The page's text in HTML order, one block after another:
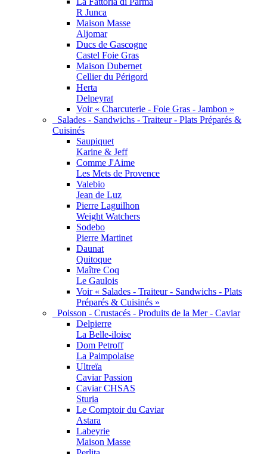
R Junca
Maison Masse
Aljomar
Ducs de Gascogne
Castel Foie Gras
Maison Dubernet
Cellier du Périgord
Herta
Delpeyrat
Voir « Charcuterie - Foie Gras - Jambon »
Salades - Sandwichs - Traiteur - Plats Préparés &
Cuisinés
Saupiquet
Karine & Jeff
Comme J'Aime
Les Mets de Provence
Valebio
Jean de Luz
Pierre Laguilhon
Weight Watchers
Sodebo
Pierre Martinet
Daunat
Quitoque
Maître Coq
Le Gaulois
Voir « Salades - Traiteur - Sandwichs - Plats
Préparés & Cuisinés »
Poisson - Crustacés - Produits de la Mer - Caviar
Delpierre
La Belle-iloise
Dom Petroff
La Paimpolaise
Ultreïa
Caviar Passion
Caviar CHSAS
Sturia
Le Comptoir du Caviar
Astara
Labeyrie
Maison Masse